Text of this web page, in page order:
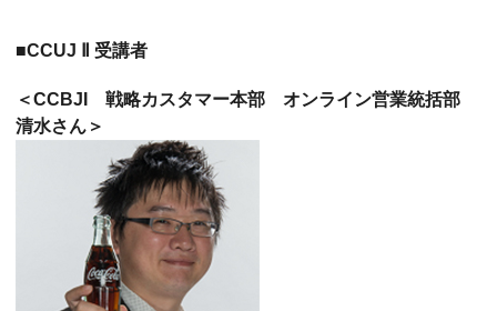
■CCUJ Ⅱ 受講者
＜CCBJI 戦略カスタマー本部 オンライン営業統括部
清水さん＞